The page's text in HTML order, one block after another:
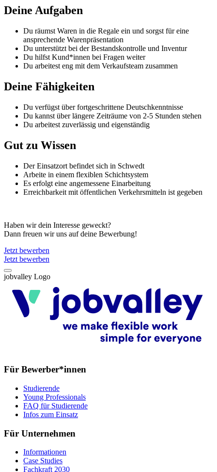
Deine Aufgaben
Du räumst Waren in die Regale ein und sorgst für eine
ansprechende Warenpräsentation
Du unterstützt bei der Bestandskontrolle und Inventur
Du hilfst Kund*innen bei Fragen weiter
Du arbeitest eng mit dem Verkaufsteam zusammen
Deine Fähigkeiten
Du verfügst über fortgeschrittene Deutschkenntnisse
Du kannst über längere Zeiträume von 2-5 Stunden stehen
Du arbeitest zuverlässig und eigenständig
Gut zu Wissen
Der Einsatzort befindet sich in Schwedt
Arbeite in einem flexiblen Schichtsystem
Es erfolgt eine angemessene Einarbeitung
Erreichbarkeit mit öffentlichen Verkehrsmitteln ist gegeben
Haben wir dein Interesse geweckt?
Dann freuen wir uns auf deine Bewerbung!
Jetzt bewerben
Jetzt bewerben
jobvalley Logo
Für Bewerber*innen
Studierende
Young Professionals
FAQ für Studierende
Infos zum Einsatz
Für Unternehmen
Informationen
Case Studies
Fachkraft 2030